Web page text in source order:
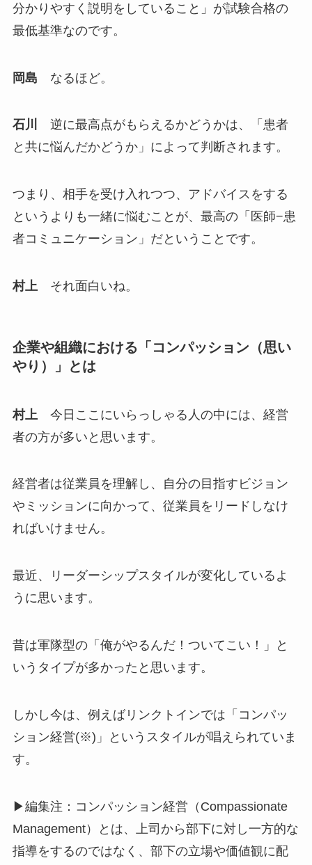
分かりやすく説明をしていること」が試験合格の
最低基準なのです。
岡島 なるほど。
石川
逆に最高点がもらえるかどうかは、「患者
と共に悩んだかどうか」によって判断されます。
つまり、相手を受け入れつつ、アドバイスをする
というよりも一緒に悩むことが、最高の「医師−患
者コミュニケーション」だということです。
村上それ面白いね。
企業や組織における「コンパッション（思い
やり）」とは
村上 今日ここにいらっしゃる人の中には、経営
者の方が多いと思います。
経営者は従業員を理解し、自分の目指すビジョン
やミッションに向かって、従業員をリードしなけ
ればいけません。
最近、リーダーシップスタイルが変化しているよ
うに思います。
昔は軍隊型の「俺がやるんだ！ついてこい！」と
いうタイプが多かったと思います。
しかし今は、例えばリンクトインでは「コンパッ
ション経営(※)」というスタイルが唱えられていま
す。
▶編集注：コンパッション経営（Compassionate
Management）とは、上司から部下に対し一方的な
指導をするのではなく、部下の立場や価値観に配